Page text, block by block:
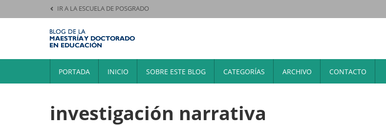
IR A LA ESCUELA DE POSGRADO
PORTADA INICIO SOBRE ESTE BLOG CATEGORÍAS ARCHIVO CONTACTO
investigación narrativa